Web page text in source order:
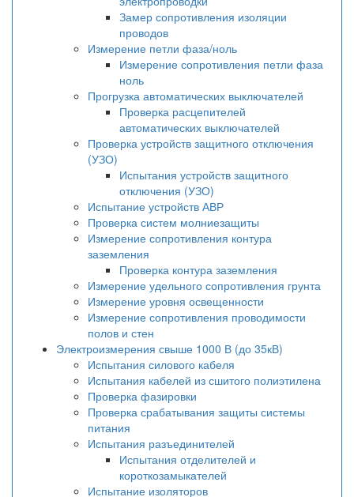
Замер сопротивления изоляции
проводов
Измерение петли фаза/ноль
Измерение сопротивления петли фаза
ноль
Прогрузка автоматических выключателей
Проверка расцепителей
автоматических выключателей
Проверка устройств защитного отключения
(УЗО)
Испытания устройств защитного
отключения (УЗО)
Испытание устройств АВР
Проверка систем молниезащиты
Измерение сопротивления контура
заземления
Проверка контура заземления
Измерение удельного сопротивления грунта
Измерение уровня освещенности
Измерение сопротивления проводимости
полов и стен
Электроизмерения свыше 1000 В (до 35кВ)
Испытания силового кабеля
Испытания кабелей из сшитого полиэтилена
Проверка фазировки
Проверка срабатывания защиты системы
питания
Испытания разъединителей
Испытания отделителей и
короткозамыкателей
Испытание изоляторов